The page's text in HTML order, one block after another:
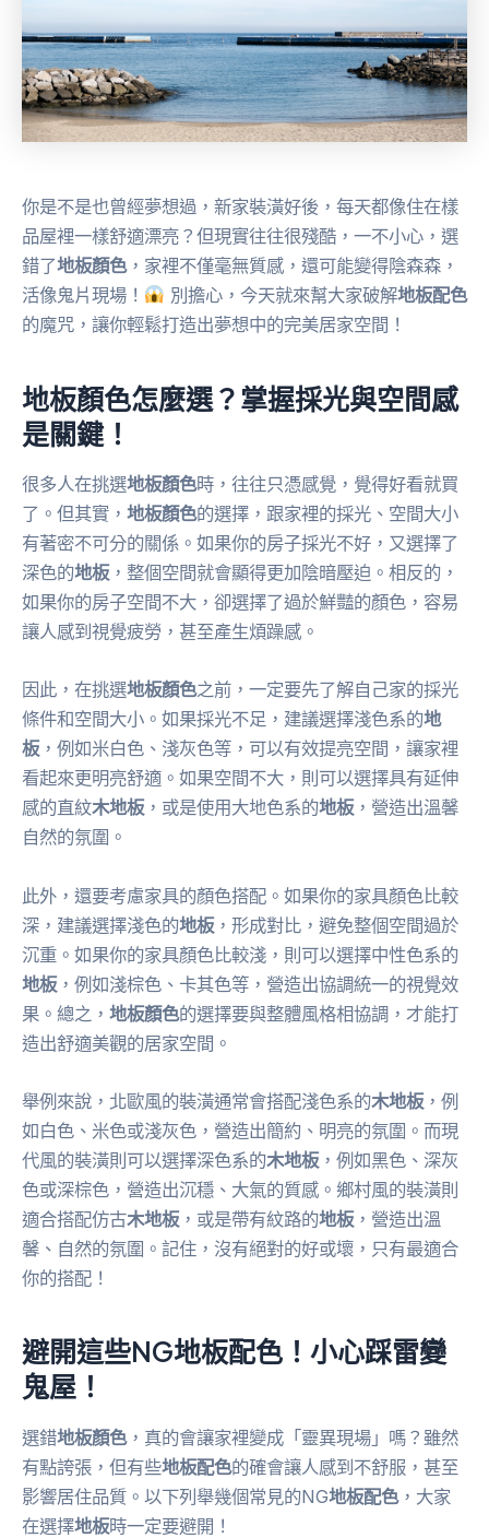
你是不是也曾經夢想過，新家裝潢好後，每天都像住在樣
品屋裡一樣舒適漂亮？但現實往往很殘酷，一不小心，選
錯了地板顏色，家裡不僅毫無質感，還可能變得陰森森，
活像鬼片現場！
別擔心，今天就來幫大家破解地板配色
的魔咒，讓你輕鬆打造出夢想中的完美居家空間！
地板顏色怎麼選？掌握採光與空間感
是關鍵！
很多人在挑選地板顏色時，往往只憑感覺，覺得好看就買
了。但其實， 地板顏色的選擇，跟家裡的採光、空間大小
有著密不可分的關係。如果你的房子採光不好，又選擇了
深色的地板 ，整個空間就會顯得更加陰暗壓迫。相反的，
如果你的房子空間不大，卻選擇了過於鮮豔的顏色，容易
讓人感到視覺疲勞，甚至產生煩躁感。
因此，在挑選地板顏色之前，一定要先了解自己家的採光
條件和空間大小。如果採光不足，建議選擇淺色系的地
板 ，例如米白色、淺灰色等，可以有效提亮空間，讓家裡
看起來更明亮舒適。如果空間不大，則可以選擇具有延伸
感的直紋木地板 ，或是使用大地色系的地板 ，營造出溫馨
自然的氛圍。
此外，還要考慮家具的顏色搭配。如果你的家具顏色比較
深，建議選擇淺色的地板 ，形成對比，避免整個空間過於
沉重。如果你的家具顏色比較淺，則可以選擇中性色系的
地板 ，例如淺棕色、卡其色等，營造出協調統一的視覺效
果。總之， 地板顏色的選擇要與整體風格相協調，才能打
造出舒適美觀的居家空間。
舉例來說，北歐風的裝潢通常會搭配淺色系的木地板 ，例
如白色、米色或淺灰色，營造出簡約、明亮的氛圍。而現
代風的裝潢則可以選擇深色系的木地板 ，例如黑色、深灰
色或深棕色，營造出沉穩、大氣的質感。鄉村風的裝潢則
適合搭配仿古木地板 ，或是帶有紋路的地板 ，營造出溫
馨、自然的氛圍。記住，沒有絕對的好或壞，只有最適合
你的搭配！
避開這些NG地板配色！小心踩雷變
鬼屋！
選錯地板顏色，真的會讓家裡變成「靈異現場」嗎？雖然
有點誇張，但有些地板配色的確會讓人感到不舒服，甚至
影響居住品質。以下列舉幾個常見的NG地板配色，大家
在選擇地板時一定要避開！